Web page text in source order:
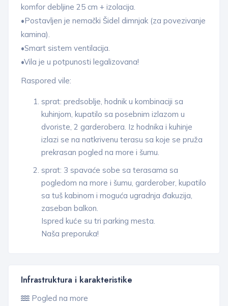
komfor debljine 25 cm + izolacija.
•Postavljen je nemački Šidel dimnjak (za povezivanje
kamina).
•Smart sistem ventilacija.
•Vila je u potpunosti legalizovana!
Raspored vile:
sprat: predsoblje, hodnik u kombinaciji sa
kuhinjom, kupatilo sa posebnim izlazom u
dvoriste, 2 garderobera. Iz hodnika i kuhinje
izlazi se na natkrivenu terasu sa koje se pruža
prekrasan pogled na more i šumu.
sprat: 3 spavaće sobe sa terasama sa
pogledom na more i šumu, garderober, kupatilo
sa tuš kabinom i moguća ugradnja đakuzija,
zaseban balkon.
Ispred kuće su tri parking mesta.
Naša preporuka!
Infrastruktura i karakteristike
Pogled na more